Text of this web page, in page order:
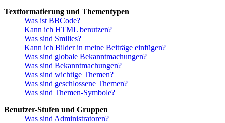
Textformatierung und Thementypen
Was ist BBCode?
Kann ich HTML benutzen?
Was sind Smilies?
Kann ich Bilder in meine Beiträge einfügen?
Was sind globale Bekanntmachungen?
Was sind Bekanntmachungen?
Was sind wichtige Themen?
Was sind geschlossene Themen?
Was sind Themen-Symbole?
Benutzer-Stufen und Gruppen
Was sind Administratoren?